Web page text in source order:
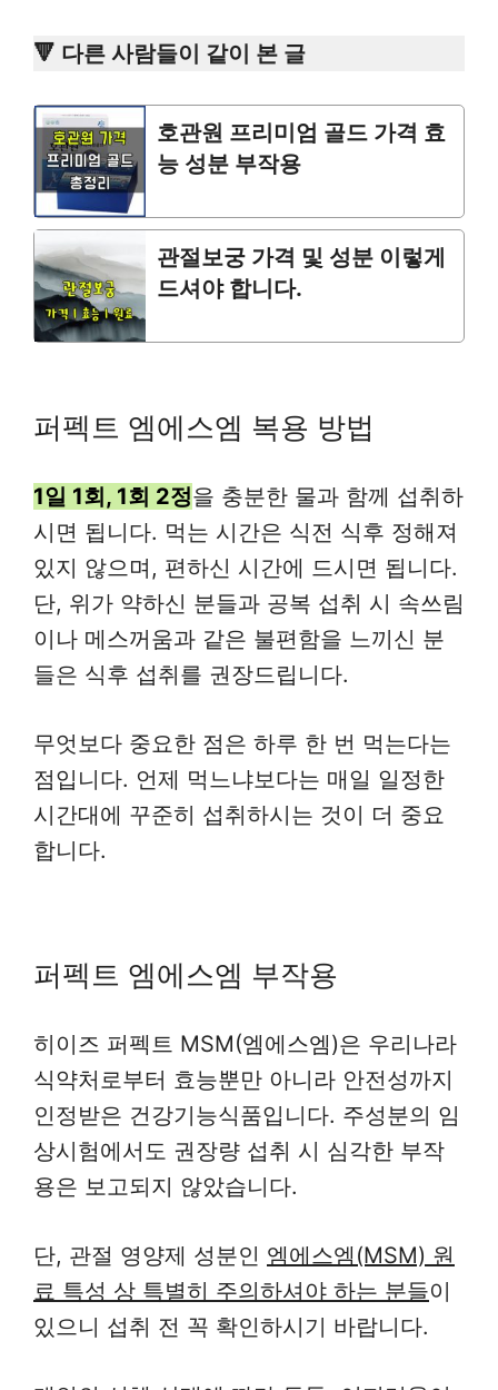
🔻 다른 사람들이 같이 본 글
호관원 프리미엄 골드 가격 효
능 성분 부작용
관절보궁 가격 및 성분 이렇게
드셔야 합니다.
퍼펙트 엠에스엠 복용 방법
1일 1회, 1회 2정을 충분한 물과 함께 섭취하
시면 됩니다. 먹는 시간은 식전 식후 정해져
있지 않으며, 편하신 시간에 드시면 됩니다.
단, 위가 약하신 분들과 공복 섭취 시 속쓰림
이나 메스꺼움과 같은 불편함을 느끼신 분
들은 식후 섭취를 권장드립니다.
무엇보다 중요한 점은 하루 한 번 먹는다는
점입니다. 언제 먹느냐보다는 매일 일정한
시간대에 꾸준히 섭취하시는 것이 더 중요
합니다.
퍼펙트 엠에스엠 부작용
히이즈 퍼펙트 MSM(엠에스엠)은 우리나라
식약처로부터 효능뿐만 아니라 안전성까지
인정받은 건강기능식품입니다. 주성분의 임
상시험에서도 권장량 섭취 시 심각한 부작
용은 보고되지 않았습니다.
단, 관절 영양제 성분인 엠에스엠(MSM) 원
료 특성 상 특별히 주의하셔야 하는 분들이
있으니 섭취 전 꼭 확인하시기 바랍니다.